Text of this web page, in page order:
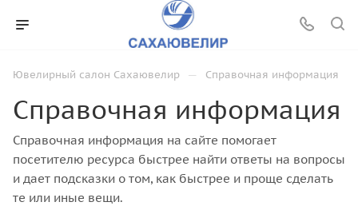
Ювелирный салон Сахаювелир — Справочная информация
Справочная информация
Справочная информация на сайте помогает
посетителю ресурса быстрее найти ответы на вопросы
и дает подсказки о том, как быстрее и проще сделать
те или иные вещи.